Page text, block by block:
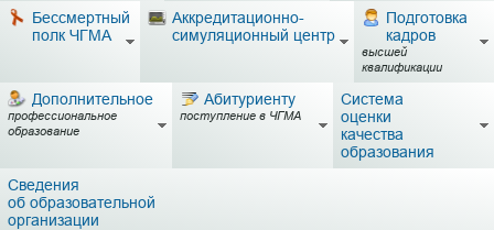
Бессмертный
полк ЧГМА
Аккредитационно-
симуляционный центр
Подготовка
кадров
высшей
квалификации
Дополнительное
профессиональное
образование
Абитуриенту
поступление в ЧГМА
Система
оценки
качества
образования
Сведения
об образовательной
организации